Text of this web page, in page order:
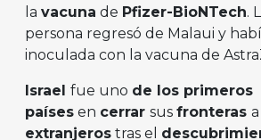
la vacuna de Pfizer-BioNTech.
persona regresó de Malaui y
inoculada con la vacuna de
Israel fue uno de los primeros
países en cerrar sus fronteras a
extranjeros tras el